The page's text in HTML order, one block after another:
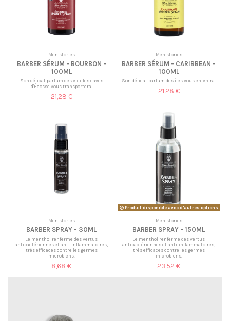
Men stories
BARBER SÉRUM - BOURBON -
100ML
Son délicat parfum des vieilles caves
d'Écosse vous transportera.
21,28 €
Men stories
BARBER SÉRUM - CARIBBEAN -
100ML
Son délicat parfum des îles vous enivrera.
21,28 €
Men stories
BARBER SPRAY - 30ML
Le menthol renferme des vertus
antibactériennes et anti-inflammatoires,
très efficaces contre les germes
microbiens.
8,68 €
Produit disponible avec d'autres options
Men stories
BARBER SPRAY - 150ML
Le menthol renferme des vertus
antibactériennes et anti-inflammatoires,
très efficaces contre les germes
microbiens.
23,52 €